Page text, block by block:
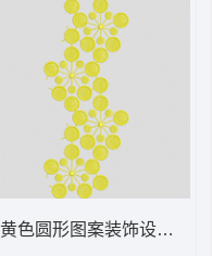
黄色圆形图案装饰设计 水